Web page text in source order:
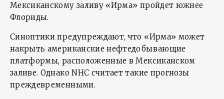
Мексиканскому заливу «Ирма» пройдет южнее
Флориды.
Синоптики предупреждают, что «Ирма» может
накрыть американские нефтедобывающие
платформы, расположенные в Мексиканском
заливе. Однако NHC считает такие прогнозы
преждевременными.